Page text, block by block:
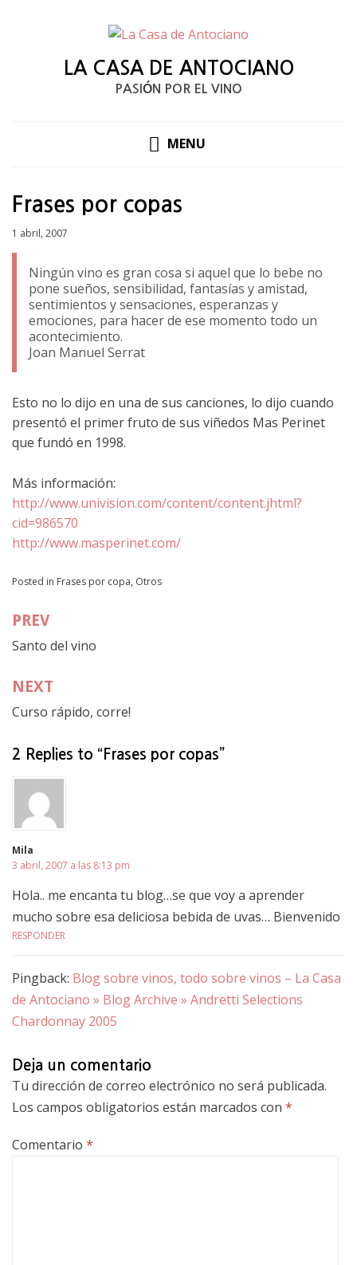
LA CASA DE ANTOCIANO
PASIÓN POR EL VINO
MENU
Frases por copas
Posted
1 abril, 2007
Ningún vino es gran cosa si aquel que lo bebe no
pone sueños, sensibilidad, fantasías y amistad,
sentimientos y sensaciones, esperanzas y
emociones, para hacer de ese momento todo un
acontecimiento.
Joan Manuel Serrat
Esto no lo dijo en una de sus canciones, lo dijo cuando
presentó el primer fruto de sus viñedos Mas Perinet
que fundó en 1998.
Más información:
http://www.univision.com/content/content.jhtml?
cid=986570
http://www.masperinet.com/
Posted in Frases por copa, Otros
Navegación
de
entradas
PREV
Santo del vino
NEXT
Curso rápido, corre!
2 Replies to “Frases por copas”
Mila
3 abril, 2007 a las 8:13 pm
Hola.. me encanta tu blog…se que voy a aprender
mucho sobre esa deliciosa bebida de uvas… Bienvenido
RESPONDER
Pingback: Blog sobre vinos, todo sobre vinos – La Casa
de Antociano » Blog Archive » Andretti Selections
Chardonnay 2005
Deja un comentario
Tu dirección de correo electrónico no será publicada.
Los campos obligatorios están marcados con *
Comentario *